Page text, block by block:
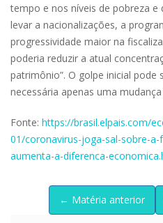
tempo e nos níveis de pobreza
levar a nacionalizações, a
progressividade maior na
poderia reduzir a atual
patrimônio”. O golpe inicial pode
necessária apenas uma
Fonte: https://brasil.elpais.com/
01/coronavirus-joga-sal-sobre-a-
aumenta-a-diferenca-
← Matéria anterior